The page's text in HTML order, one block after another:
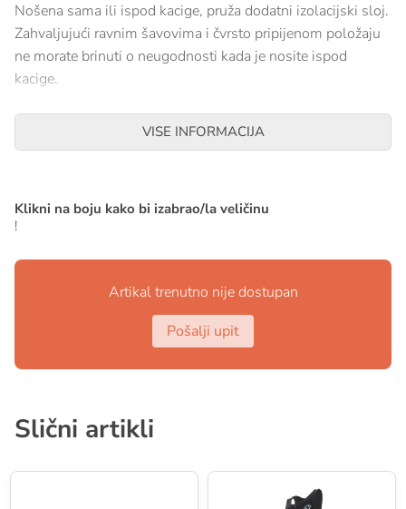
Nošena sama ili ispod kacige, pruža dodatni izolacijski sloj.
Zahvaljujući ravnim šavovima i čvrsto pripijenom položaju
ne morate brinuti o neugodnosti kada je nosite ispod
kacige.
VISE INFORMACIJA
Klikni na boju kako bi izabrao/la veličinu
!
Artikal trenutno nije dostupan
Pošalji upit
Slični artikli